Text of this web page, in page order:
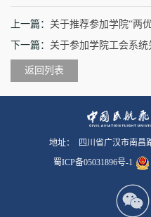
上一篇： 关于推荐参加学院“两
下一篇： 关于参加学院工会系
返回列表
地址： 四川省广汉市南昌
蜀ICP备05031896号-1